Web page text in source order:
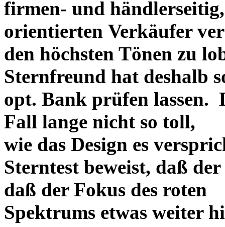
firmen- und
orientierten Verkäufer
den höchsten Tönen zu
Sternfreund hat deshalb
opt. Bank prüfen lassen.
Fall lange nicht so toll,
wie das Design es
Sterntest beweist, daß
daß der Fokus des roten
Spektrums etwas weiter